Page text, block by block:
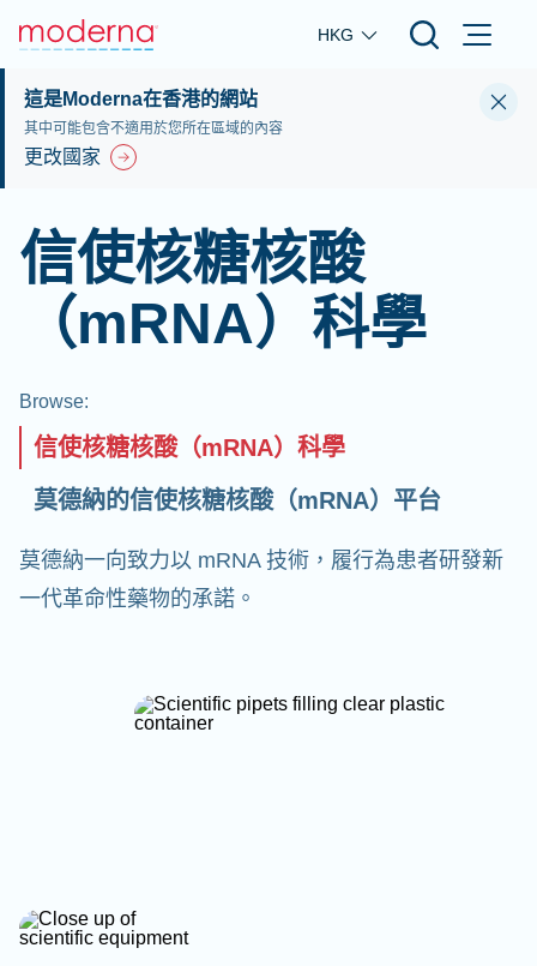
Skip to main content
HKG
這是Moderna在香港的網站
其中可能包含不適用於您所在區域的內容
更改國家
信使核糖核酸
（mRNA）科學
Browse:
信使核糖核酸（mRNA）科學
莫德納的信使核糖核酸（mRNA）平台
莫德納一向致力以 mRNA 技術，履行為患者研發新
一代革命性藥物的承諾。